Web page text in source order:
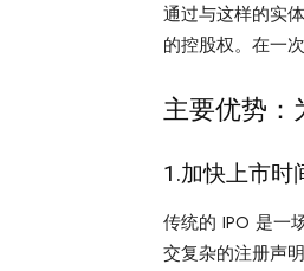
通过与这样的实
的控股权。在一
主要优势：
1.加快上市时
传统的 IPO 是一
交复杂的注册声